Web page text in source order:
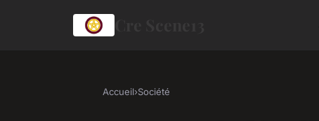
Accueil›Société